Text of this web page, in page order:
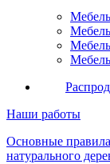
Наши работы
Основные
натурального